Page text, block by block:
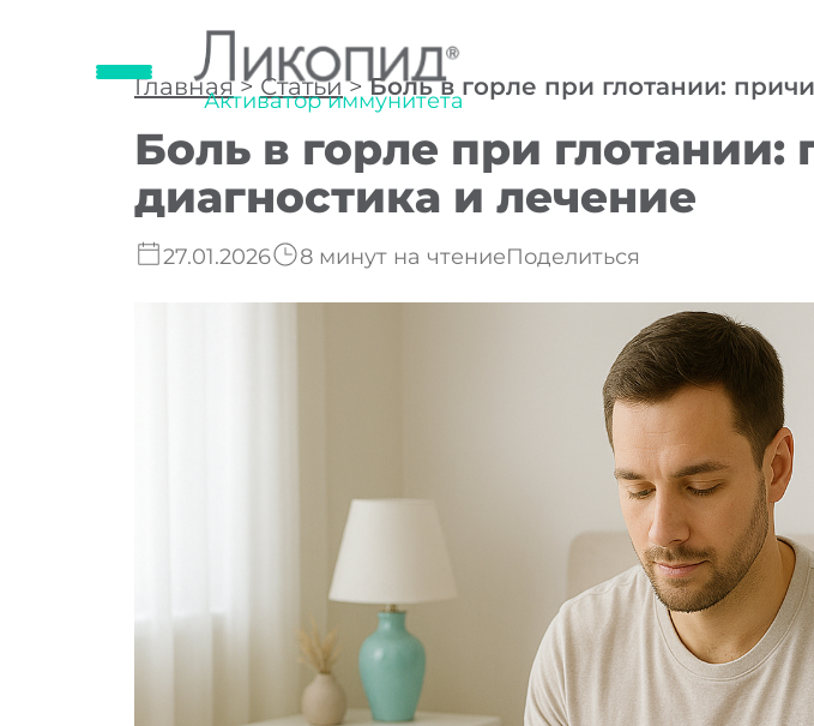
Активатор иммунитета
Главная> Статьи>Боль в горле при глотании:
Боль в горле при
диагностика и лечение
27.01.2026 8 минут на чтениеПоделиться